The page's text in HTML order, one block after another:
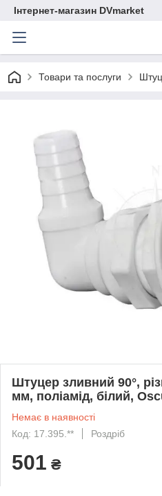
Інтернет-магазин DVmarket
Товари та послуги
Штуцер зливний 90°,
мм, поліамід, білий,
Немає в наявності
Код: 17.395.**
Роздріб
501 ₴